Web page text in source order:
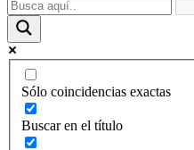
Sólo coincidencias exactas
Buscar en el título